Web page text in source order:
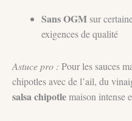
Sans OGM sur
exigences de qualité
Astuce pro : Pour les sauces
chipotles avec de l’ail, du
salsa chipotlemaison intense